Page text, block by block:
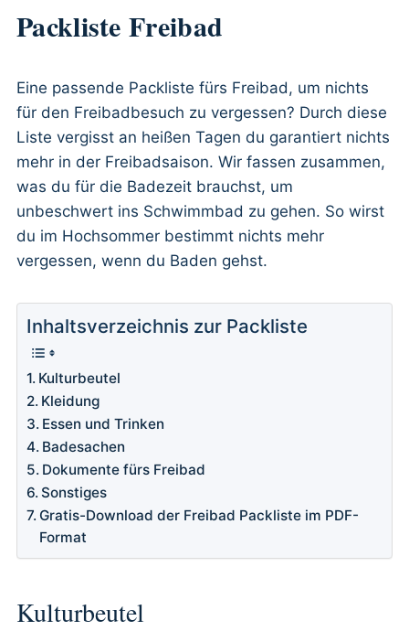
Packliste Freibad
Eine passende Packliste fürs Freibad, um nichts
für den Freibadbesuch zu vergessen? Durch diese
Liste vergisst an heißen Tagen du garantiert nichts
mehr in der Freibadsaison. Wir fassen zusammen,
was du für die Badezeit brauchst, um
unbeschwert ins Schwimmbad zu gehen. So wirst
du im Hochsommer bestimmt nichts mehr
vergessen, wenn du Baden gehst.
Inhaltsverzeichnis zur Packliste
Kulturbeutel
Kleidung
Essen und Trinken
Badesachen
Dokumente fürs Freibad
Sonstiges
Gratis-Download der Freibad Packliste im PDF-
Format
Kulturbeutel